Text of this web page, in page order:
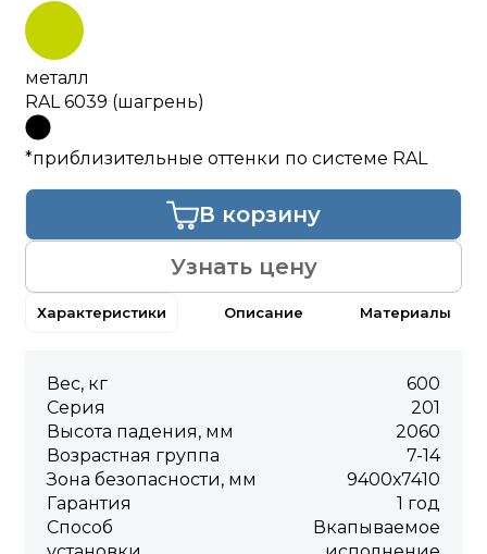
Характеристики Описание Материалы
Вес, кг
600
Серия
201
Высота падения, мм
2060
Возрастная группа
7-14
Зона безопасности, мм
9400х7410
Гарантия
1 год
Способ
Вкапываемое
металл
RAL 6039 (шагрень)
*приблизительные оттенки по системе RAL
Узнать цену
В корзину